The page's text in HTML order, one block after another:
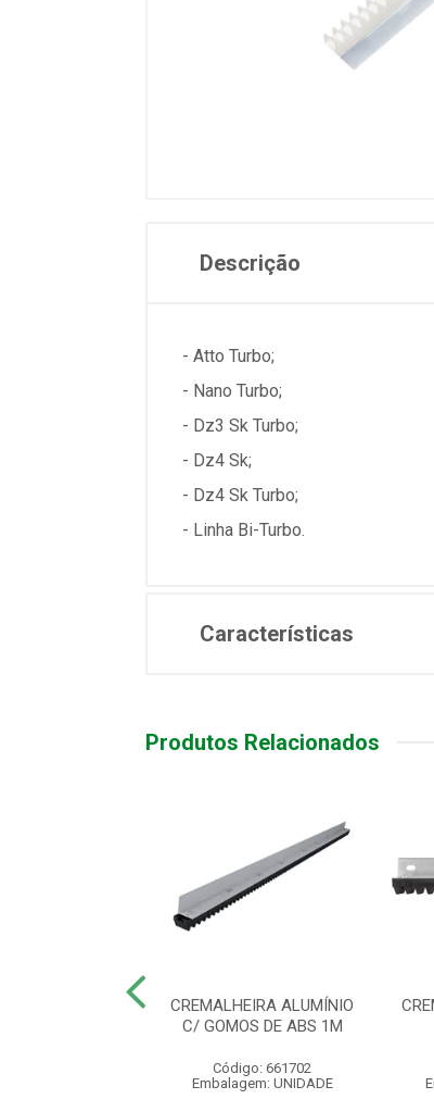
Descrição
- Atto Turbo;
- Nano Turbo;
- Dz3 Sk Turbo;
- Dz4 Sk;
- Dz4 Sk Turbo;
- Linha Bi-Turbo.
Características
Produtos Relacionados
CREMALHEIRA ALUMÍNIO
C/ GOMOS DE ABS 1M
Código: 661702
Embalagem: UNIDADE